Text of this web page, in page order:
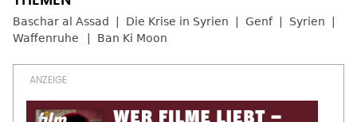
Baschar al Assad Die Krise in Syrien Genf
Syrien
Waffenruhe
Ban Ki Moon